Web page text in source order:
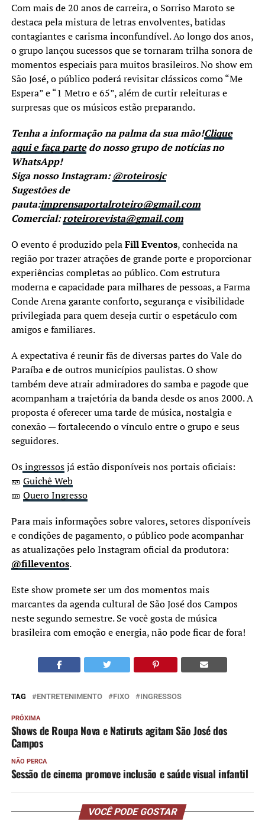
Com mais de 20 anos de carreira, o Sorriso Maroto se
destaca pela mistura de letras envolventes, batidas
contagiantes e carisma inconfundível. Ao longo dos anos,
o grupo lançou sucessos que se tornaram trilha sonora de
momentos especiais para muitos brasileiros. No show em
São José, o público poderá revisitar clássicos como “Me
Espera” e “1 Metro e 65”, além de curtir releituras e
surpresas que os músicos estão preparando.
Tenha a informação na palma da sua mão!Clique
aqui e faça partedo nosso grupo de notícias no
WhatsApp!
Siga nosso Instagram:@roteirosjc
Sugestões de
pauta:imprensaportalroteiro@gmail.com
Comercial:roteirorevista@gmail.com
O evento é produzido pelaFill Eventos, conhecida na
região por trazer atrações de grande porte e proporcionar
experiências completas ao público. Com estrutura
moderna e capacidade para milhares de pessoas, a Farma
Conde Arena garante conforto, segurança e visibilidade
privilegiada para quem deseja curtir o espetáculo com
amigos e familiares.
A expectativa é reunir fãs de diversas partes do Vale do
Paraíba e de outros municípios paulistas. O show
também deve atrair admiradores do samba e pagode que
acompanham a trajetória da banda desde os anos 2000. A
proposta é oferecer uma tarde de música, nostalgia e
conexão — fortalecendo o vínculo entre o grupo e seus
seguidores.
Osingressosjá estão disponíveis nos portais oficiais:
🎫 Guichê Web
🎫 Quero Ingresso
Para mais informações sobre valores, setores disponíveis
e condições de pagamento, o público pode acompanhar
as atualizações pelo Instagram oficial da produtora:
@filleventos.
Este show promete ser um dos momentos mais
marcantes da agenda cultural de São José dos Campos
neste segundo semestre. Se você gosta de música
brasileira com emoção e energia, não pode ficar de fora!
TAG ENTRETENIMENTO FIXO INGRESSOS
PRÓXIMA
Shows de Roupa Nova e Natiruts agitam São José dos
Campos
NÃO PERCA
Sessão de cinema promove inclusão e saúde visual infantil
VOCÊ PODE GOSTAR